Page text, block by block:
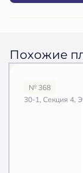
Похожие
№ 368
30-1, Секция 4,